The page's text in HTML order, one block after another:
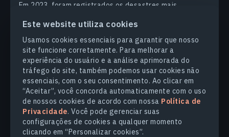
Este website utiliza cookies
Usamos cookies essenciais para garantir que nosso
site funcione corretamente. Para melhorar a
experiência do usuário e a análise aprimorada do
tráfego do site, também podemos usar cookies não
essenciais, com o seu consentimento. Ao clicar em
“Aceitar”, você concorda automaticamente com o uso
de nossos cookies de acordo com nossa Política de
Privacidade. Você pode gerenciar suas
configurações de cookies a qualquer momento
clicando em “Personalizar cookies”.
Em 2023, foram registrados os desastres mais
meio ambiente. No entanto, podemos trabalhar para
mudar o padrão de agravamento das calamidades.
PROF. DR. PETRO KOGUT 17.05.2024
PRODUCTS & SOLUTIONS